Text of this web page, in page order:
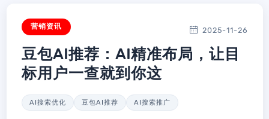
营销资讯 2025-11-26
豆包AI推荐：AI精准布局，让目
标用户一查就到你这
AI搜索优化 豆包AI推荐 AI搜索推广